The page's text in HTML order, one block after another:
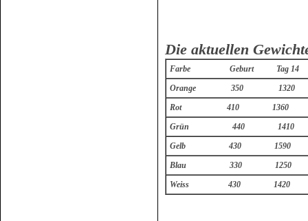
Die aktuellen
Farbe Geburt Tag 14
Orange 350 1320
Rot 410 1360
Grün 440 1410
Gelb 430 1590
Blau 330 1250
Weiss 430 1420